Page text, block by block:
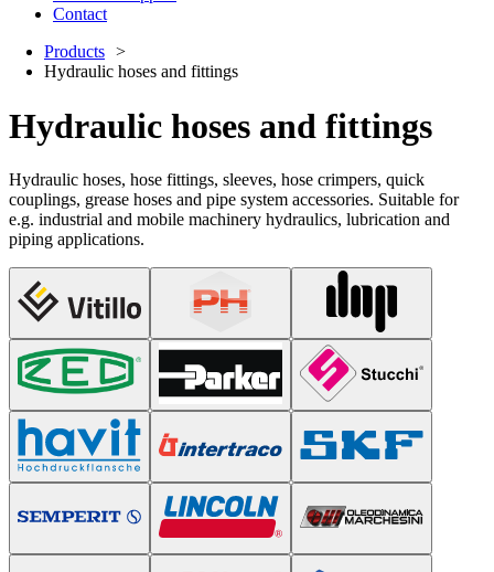
Contact
Products
Hydraulic hoses and fittings
Hydraulic hoses and fittings
Hydraulic hoses, hose fittings, sleeves, hose crimpers, quick
couplings, grease hoses and pipe system accessories. Suitable for
e.g. industrial and mobile machinery hydraulics, lubrication and
piping applications.